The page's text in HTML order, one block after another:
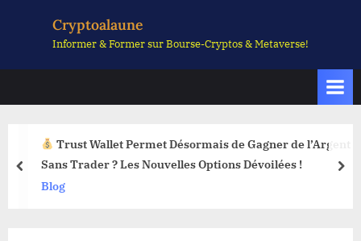
Cryptoalaune
Informer & Former sur Bourse-Cryptos & Metaverse!
Trust Wallet Permet Désormais de Gagner de l’Argent
Sans Trader ? Les Nouvelles Options Dévoilées !
Blog
prev